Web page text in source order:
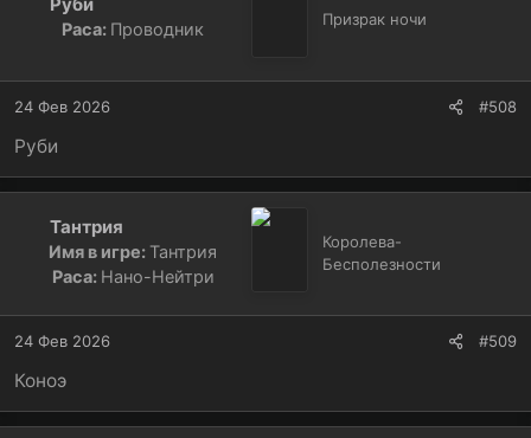
Руби
Раса: Проводник
Призрак ночи
24 Фев 2026 #508
Руби
Тантрия
Имя в игре: Тантрия
Раса: Нано-Нейтри
Королева-
Бесполезности
24 Фев 2026 #509
Коноэ